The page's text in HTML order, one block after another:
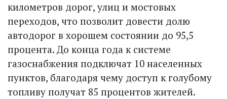
километров дорог, улиц и мостовых
переходов, что позволит довести долю
автодорог в хорошем состоянии до 95,5
процента. До конца года к системе
газоснабжения подключат 10 населенных
пунктов, благодаря чему доступ к голубому
топливу получат 85 процентов жителей.